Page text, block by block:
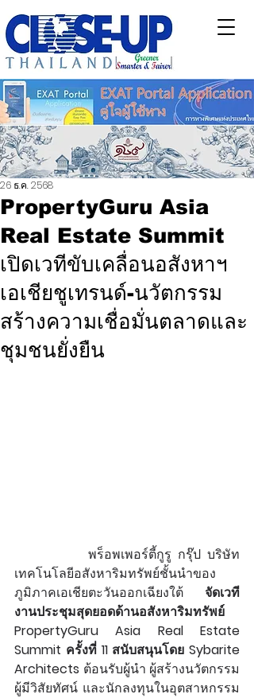
PropertyGuru Asia
Real Estate Summit
เปิดเวทีขับเคลื่อนอสังหาฯ
เอเชียชูเทรนด์-นวัตกรรม
สร้างความเชื่อมั่นตลาดและ
ชุมชนยั่งยืน
26 ธ.ค. 2568
พร็อพเพอร์ตี้กูรู กรุ๊ป บริษัท
เทคโนโลยีอสังหาริมทรัพย์ชั้นนำของ
ภูมิภาคเอเชียตะวันออกเฉียงใต้ จัดเวที
งานประชุมสุดยอดด้านอสังหาริมทรัพย์
PropertyGuru Asia Real Estate
Summit ครั้งที่ 11 สนับสนุนโดย Sybarite
Architects ต้อนรับผู้นำ ผู้สร้างนวัตกรรม
ผู้มีวิสัยทัศน์ และนักลงทุนในอุตสาหกรรม